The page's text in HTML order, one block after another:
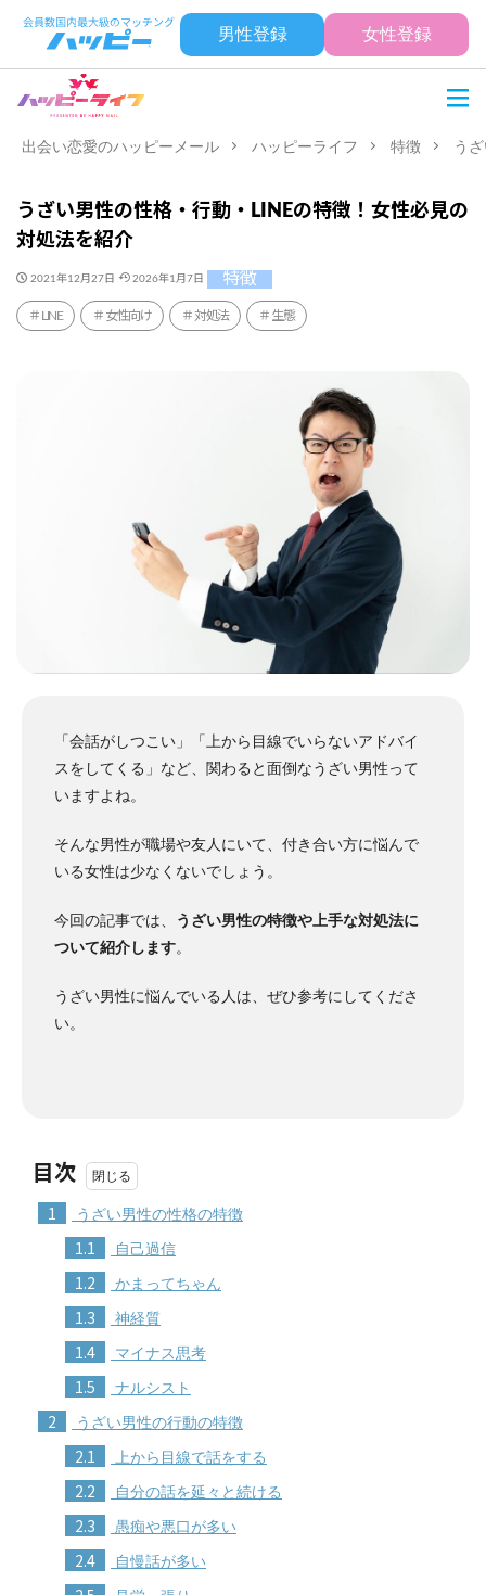
男性登録 女性登録
出会い恋愛のハッピーメール ハッピーライフ 特徴 う
うざい男性の性格・行動・LINEの特徴！女性必見の
対処法を紹介
2021年12月27日 2026年1月7日 特徴
LINE 女性向け 対処法 生態
「会話がしつこい」「上から目線でいらないアドバイ
スをしてくる」など、関わると面倒なうざい男性って
いますよね。
そんな男性が職場や友人にいて、付き合い方に悩んで
いる女性は少なくないでしょう。
今回の記事では、
うざい男性の特徴や上手な対処法に
ついて紹介します。
うざい男性に悩んでいる人は、ぜひ参考にしてくださ
い。
目次
1 うざい男性の性格の特徴
1.1 自己過信
1.2 かまってちゃん
1.3 神経質
1.4 マイナス思考
1.5 ナルシスト
2 うざい男性の行動の特徴
2.1 上から目線で話をする
2.2 自分の話を延々と続ける
2.3 愚痴や悪口が多い
2.4 自慢話が多い